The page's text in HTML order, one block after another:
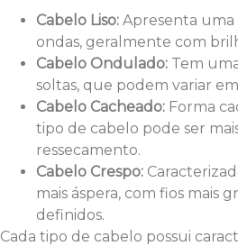
Cabelo Liso: Apresenta uma
ondas, geralmente com
Cabelo Ondulado: Tem
soltas, que podem variar
Cabelo Cacheado: Forma
tipo de cabelo pode ser
ressecamento.
Cabelo Crespo:
mais áspera, com fios mais
definidos.
Cada tipo de cabelo possui